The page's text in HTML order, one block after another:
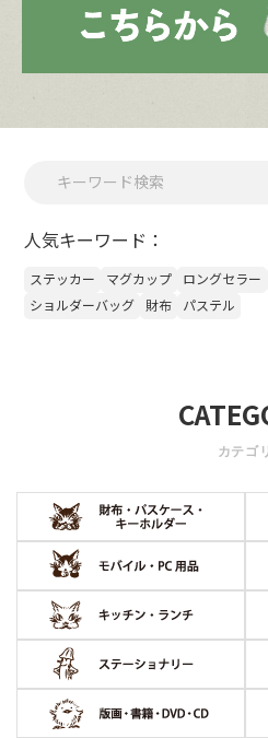
人気キーワード：
ステッカー マグカップ ロングセラー
ショルダーバッグ
財布 パステル
カテゴリ